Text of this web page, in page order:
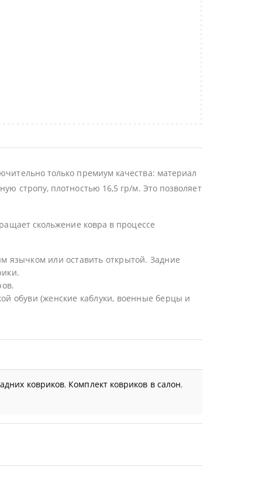
только премиум качества: материал
стропу, плотностью 16,5 гр/м. Это позволяет
скольжение ковра в процессе
язычком или оставить открытой. Задние
обуви (женские каблуки, военные берцы и
ковриков, Комплект ковриков в салон,